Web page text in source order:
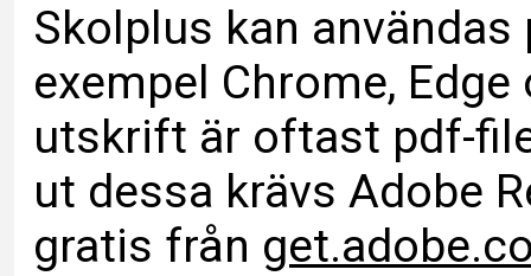
Skolplus kan
exempel Chrome,
utskrift är oftast pdf-
ut dessa krävs Adobe
gratis från